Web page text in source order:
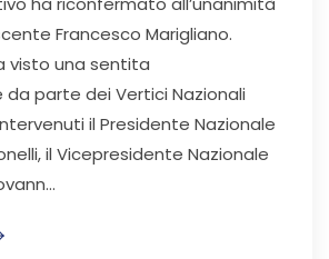
Francesco Marigliano.
visto una sentita
parte dei Vertici Nazionali
il Presidente Nazionale
il Vicepresidente Nazionale